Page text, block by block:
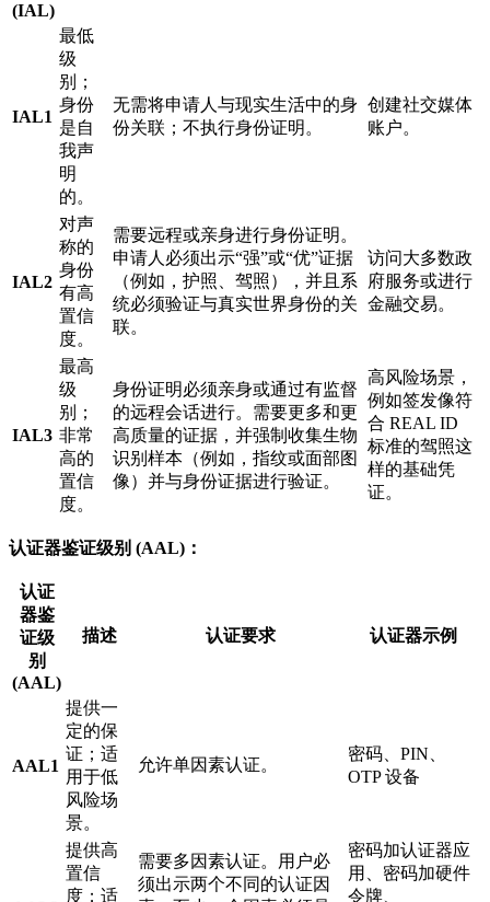
(IAL)
IAL1
最低
级
别；
身份
是自
我声
明
的。
无需将申请人与现实生活中的身
份关联；不执行身份证明。
创建社交媒体
账户。
IAL2
对声
称的
身份
有高
置信
度。
需要远程或亲身进行身份证明。
申请人必须出示“强”或“优”证据
（例如，护照、驾照），并且系
统必须验证与真实世界身份的关
联。
访问大多数政
府服务或进行
金融交易。
IAL3
最高
级
别；
非常
高的
置信
度。
身份证明必须亲身或通过有监督
的远程会话进行。需要更多和更
高质量的证据，并强制收集生物
识别样本（例如，指纹或面部图
像）并与身份证据进行验证。
高风险场景，
例如签发像符
合 REAL ID
标准的驾照这
样的基础凭
证。
认证器鉴证级别 (AAL)：
认证
器鉴
证级
别
(AAL)
描述 认证要求 认证器示例
AAL1
提供一
定的保
证；适
用于低
风险场
景。
允许单因素认证。
密码、PIN、
OTP 设备
提供高
置信
度；适
需要多因素认证。用户必
须出示两个不同的认证因
密码加认证器应
用、密码加硬件
令牌、